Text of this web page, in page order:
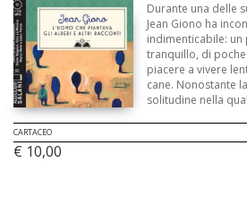
Durante una delle
Jean Giono ha
indimenticabile:
tranquillo, di
piacere a vivere
cane. Nonostante
solitudine nella
CARTACEO
€ 10,00